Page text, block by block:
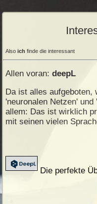
Alsoich finde die interessant
Allen voran:deepL
Da ist alles aufgeboten,
'neuronalen Netzen'
allem: Das ist wirklich
mit seinen vielen
Die perfekte